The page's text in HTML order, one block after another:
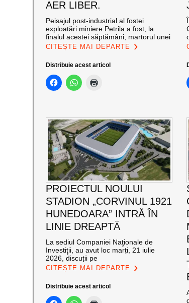
AER LIBER.
Peisajul post-industrial al fostei
exploatări miniere Petrila a fost, la
finalul acestei săptămâni, martorul unei
CITEȘTE MAI DEPARTE
Distribuie acest articol
PROIECTUL NOULUI
STADION „CORVINUL 1921
HUNEDOARA” INTRĂ ÎN
LINIE DREAPTĂ
La sediul Companiei Naţionale de
Investiţii, au avut loc marți, 21 iulie
2026, discuții pe
CITEȘTE MAI DEPARTE
Distribuie acest articol